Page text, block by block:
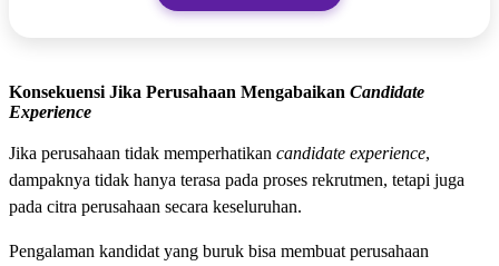
Konsekuensi Jika Perusahaan Mengabaikan Candidate
Experience
Jika perusahaan tidak memperhatikan candidate experience,
dampaknya tidak hanya terasa pada proses rekrutmen, tetapi juga
pada citra perusahaan secara keseluruhan.
Pengalaman kandidat yang buruk bisa membuat perusahaan